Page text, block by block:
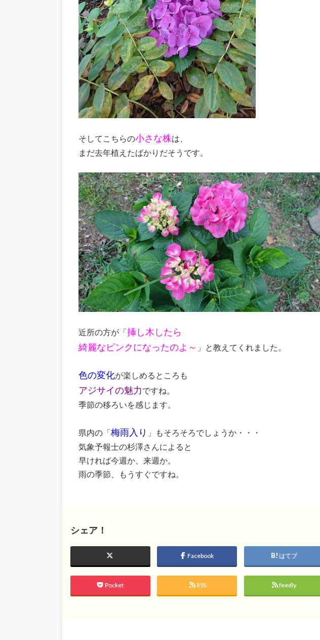
そしてこちらの小さな株は、
まだ去年植えたばかりだそうです。
近所の方が「挿し木したら
綺麗なピンクになったのよ～ 」と教えてくれました。
色の変化が楽しめるところも
アジサイの魅力ですね。
季節の移ろいを感じます。
県内の「梅雨入り 」もそろそろでしょうか・・・
気象予報士の杉澤さんによると
早ければ今週か、来週か。
雨の季節、もうすぐですね。
シェア！
Facebook はてブ
Pocket RSS feedly